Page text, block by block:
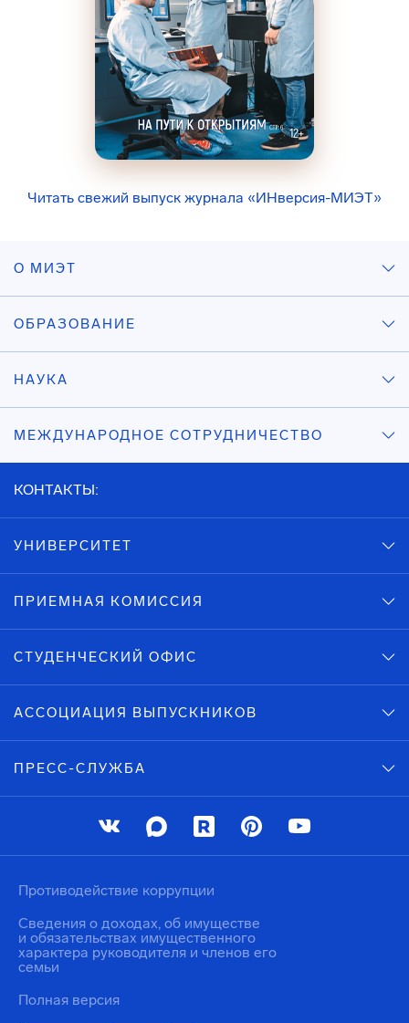
Читать свежий выпуск журнала «ИНверсия-МИЭТ»
О МИЭТ
ОБРАЗОВАНИЕ
НАУКА
МЕЖДУНАРОДНОЕ СОТРУДНИЧЕСТВО
КОНТАКТЫ:
УНИВЕРСИТЕТ
ПРИЕМНАЯ КОМИССИЯ
СТУДЕНЧЕСКИЙ ОФИС
АССОЦИАЦИЯ ВЫПУСКНИКОВ
ПРЕСС-СЛУЖБА
Противодействие коррупции
Сведения о доходах, об имуществе
и обязательствах имущественного
характера руководителя и членов его
семьи
Полная версия